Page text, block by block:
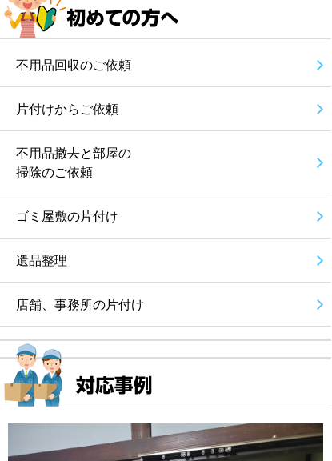
不用品回収のご依頼
片付けからご依頼
不用品撤去と部屋の
掃除のご依頼
ゴミ屋敷の片付け
遺品整理
店舗、事務所の片付け